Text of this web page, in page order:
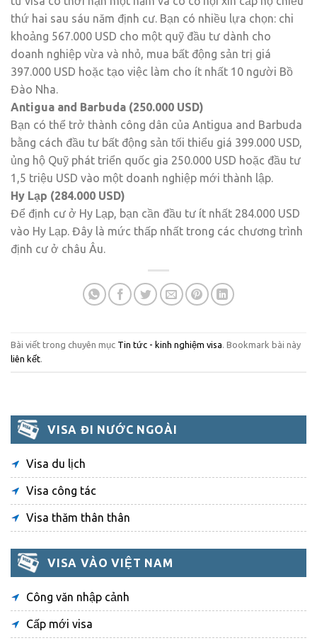
thứ hai sau sáu năm định cư. Bạn có nhiều lựa chọn: chi
khoảng 567.000 USD cho một quỹ đầu tư dành cho
doanh nghiệp vừa và nhỏ, mua bất động sản trị giá
397.000 USD hoặc tạo việc làm cho ít nhất 10 người Bồ
Đào Nha.
Antigua and Barbuda (250.000 USD)
Bạn có thể trở thành công dân của Antigua and Barbuda
bằng cách đầu tư bất động sản tối thiểu giá 399.000 USD,
ủng hộ Quỹ phát triển quốc gia 250.000 USD hoặc đầu tư
1,5 triệu USD vào một doanh nghiệp mới thành lập.
Hy Lạp (284.000 USD)
Để định cư ở Hy Lạp, bạn cần đầu tư ít nhất 284.000 USD
vào Hy Lạp. Đây là mức thấp nhất trong các chương trình
định cư ở châu Âu.
Bài viết trong chuyên mục Tin tức - kinh nghiệm visa. Bookmark bài này
liên kết.
VISA ĐI NƯỚC NGOÀI
Visa du lịch
Visa công tác
Visa thăm thân thân
VISA VÀO VIỆT NAM
Công văn nhập cảnh
Cấp mới visa